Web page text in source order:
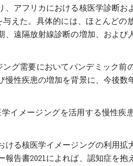
アフリカにおける核医学診断お
えた。具体的には、ほとんどの
遠隔放射線診断の増加、および
グ需要においてパンデミック前
性疾患の増加を背景に、今後数
イメージングを活用する慢性疾
る核医学イメージングの利用拡
告書2021によれば、認知症を抱